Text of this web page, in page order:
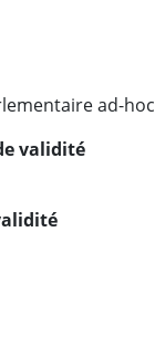
ad-hoc
validité